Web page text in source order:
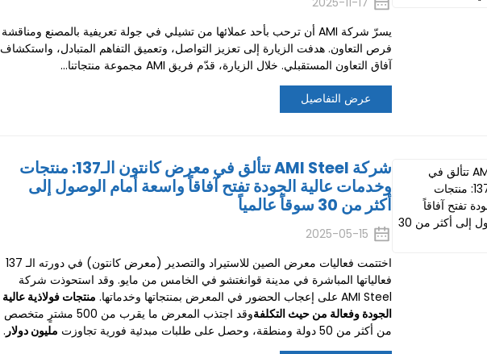
يسرّ شركة AMI أن ترحب بأحد عملائها من تشيلي في جولة تعريفية بالمصنع ومناقشة
فرص التعاون. هدفت الزيارة إلى تعزيز التواصل، وتعميق التفاهم المتبادل، واستكشاف
آفاق التعاون المستقبلي. خلال الزيارة، قدّم فريق AMI مجموعة منتجاتنا...
عرض التفاصيل
شركة AMI Steel تتألق في معرض كانتون الـ137: منتجات
وخدمات عالية الجودة تفتح آفاقاً واسعة أمام الوصول إلى
أكثر من 30 سوقاً عالمياً
2025-05-15
اختتمت فعاليات معرض الصين للاستيراد والتصدير (معرض كانتون) في دورته الـ 137
فعالياتها المباشرة في مدينة قوانغتشو في الخامس من مايو. وقد استحوذت شركة
AMI Steel على إعجاب الحضور في المعرض بمنتجاتها وخدماتها.
منتجات فولاذية عالية
الجودة وفعالة من حيث التكلفة
وقد اجتذب المعرض ما يقرب من 500 مشترٍ متخصص
من أكثر من 50 دولة ومنطقة، وحصل على طلبات مبدئية فورية تجاوزت
مليون دولار .